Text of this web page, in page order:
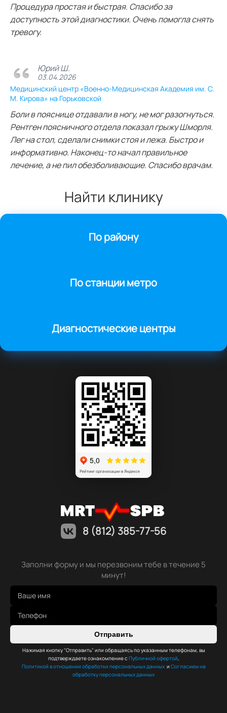
Процедура простая и быстрая. Спасибо за
доступность этой диагностики. Очень помогла снять
тревогу.
Юрий Ш.
03.04.2026
Медицинский центр «Военно-Медицинская Академия им. С.
М. Кирова» на Горьковской
Боли в пояснице отдавали в ногу, не мог разогнуться.
Рентген поясничного отдела показал грыжу Шморля.
Лег на стол, сделали снимки стоя и лежа. Быстро и
информативно. Наконец-то начал правильное
лечение, а не пил обезболивающие. Спасибо врачам.
Найти клинику
По району
По станции метро
Диагностические центры
8 (812) 385-77-56
Заполни форму и мы перезвоним тебе в течение 5
минут!
Отправить
Нажимая кнопку "Отправить" или обращаясь по указанным телефонам, вы
подтверждаете ознакомление с Публичной офертой
Политикой в отношении обработки персональных данных и Согласием на
обработку персональных данных